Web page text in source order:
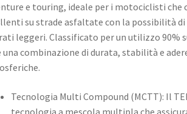
e touring, ideale per i motociclisti che
su strade asfaltate con la possibilità
leggeri. Classificato per un utilizzo 90%
una combinazione di durata, stabilità e
Tecnologia Multi Compound (MCTT): Il
tecnologia a mescola multipla che